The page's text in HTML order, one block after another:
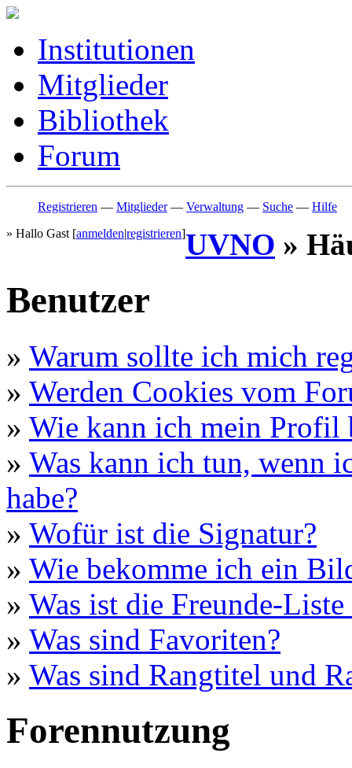
Institutionen
Mitglieder
Bibliothek
Forum
Registrieren — Mitglieder— Verwaltung — Suche — Hilfe
» Hallo Gast [anmelden|registrieren]UVNO »
Benutzer
» Warum sollte ich mich
» Werden Cookies vom
» Wie kann ich mein Profil
» Was kann ich tun, wenn
habe?
» Wofür ist die Signatur?
» Wie bekomme ich ein
» Was ist die Freunde-
» Was sind Favoriten?
» Was sind Rangtitel und
Forennutzung